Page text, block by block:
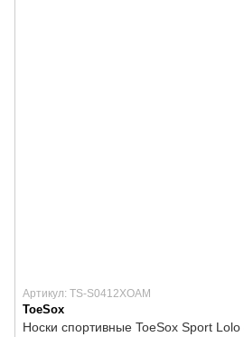
Артикул: TS-S0412XOAM
ToeSox
Носки спортивные ToeSox Sport